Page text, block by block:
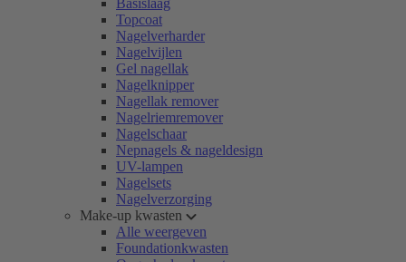
Basislaag
Topcoat
Nagelverharder
Nagelvijlen
Gel nagellak
Nagelknipper
Nagellak remover
Nagelriemremover
Nagelschaar
Nepnagels & nageldesign
UV-lampen
Nagelsets
Nagelverzorging
Make-up kwasten
Alle weergeven
Foundationkwasten